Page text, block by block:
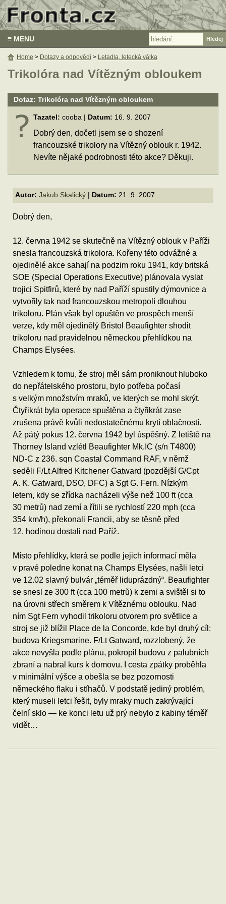
≡ MENU
Trikolóra nad Vítězným obloukem
Dotaz: Trikolóra nad Vítězným obloukem
Tazatel: cooba | Datum: 16. 9. 2007
Dobrý den, dočetl jsem se o shození
francouzské trikolory na Vítězný oblouk r. 1942.
Nevíte nějaké podrobnosti této akce? Děkuji.
Autor: Jakub Skalický Datum: 21. 9. 2007
Dobrý den,
12. června 1942 se skutečně na Vítězný oblouk v Paříži
snesla francouzská trikolora. Kořeny této odvážné a
ojedinělé akce sahají na podzim roku 1941, kdy britská
SOE (Special Operations Executive) plánovala vyslat
trojici Spitfirů, které by nad Paříží spustily dýmovnice a
vytvořily tak nad francouzskou metropolí dlouhou
trikoloru. Plán však byl opuštěn ve prospěch menší
verze, kdy měl ojedinělý Bristol Beaufighter shodit
trikoloru nad pravidelnou německou přehlídkou na
Champs Elysées.
Vzhledem k tomu, že stroj měl sám proniknout hluboko
do nepřátelského prostoru, bylo potřeba počasí
s velkým množstvím mraků, ve kterých se mohl skrýt.
Čtyřikrát byla operace spuštěna a čtyřikrát zase
zrušena právě kvůli nedostatečnému krytí oblačností.
Až pátý pokus 12. června 1942 byl úspěšný. Z letiště na
Thorney Island vzlétl Beaufighter Mk.IC (s/n T4800)
ND-C z 236. sqn Coastal Command RAF, v němž
seděli F/Lt Alfred Kitchener Gatward (pozdější G/Cpt
A. K. Gatward, DSO, DFC) a Sgt G. Fern. Nízkým
letem, kdy se zřídka nacházeli výše než 100 ft (cca
30 metrů) nad zemí a řítili se rychlostí 220 mph (cca
354 km/h), překonali Francii, aby se těsně před
12. hodinou dostali nad Paříž.
Místo přehlídky, která se podle jejich informací měla
v pravé poledne konat na Champs Elysées, našli letci
ve 12.02 slavný bulvár „téměř liduprázdný“. Beaufighter
se snesl ze 300 ft (cca 100 metrů) k zemi a svištěl si to
na úrovni střech směrem k Vítěznému oblouku. Nad
ním Sgt Fern vyhodil trikoloru otvorem pro světlice a
stroj se již blížil Place de la Concorde, kde byl druhý cíl:
budova Kriegsmarine. F/Lt Gatward, rozzlobený, že
akce nevyšla podle plánu, pokropil budovu z palubních
zbraní a nabral kurs k domovu. I cesta zpátky proběhla
v minimální výšce a obešla se bez pozornosti
německého flaku i stíhačů. V podstatě jediný problém,
který museli letci řešit, byly mraky much zakrývající
čelní sklo — ke konci letu už prý nebylo z kabiny téměř
vidět…
Home > Dotazy a odpovědi > Letadla, letecká válka